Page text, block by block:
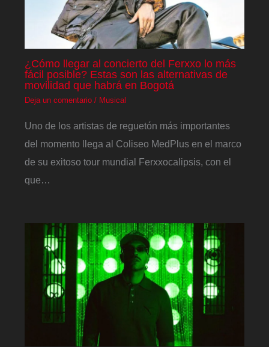
¿Cómo llegar al concierto del Ferxxo lo más
fácil posible? Estas son las alternativas de
movilidad que habrá en Bogotá
Deja un comentario / Musical
Uno de los artistas de reguetón más importantes
del momento llega al Coliseo MedPlus en el marco
de su exitoso tour mundial Ferxxocalipsis, con el
que…